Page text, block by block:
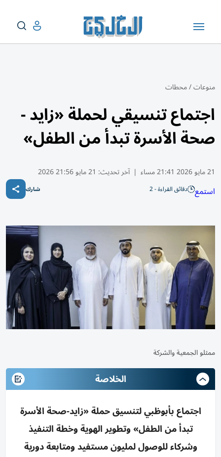
منوعات/محطات
اجتماع تنسيقي لحملة «زايد -
صحة الأسرة تبدأ من الطفل»
21 مايو 2026 21:41 مساء | آخر تحديث: 21 مايو 21:56 2026
استمع دقائق القراءة - 2 شارك
ممثلو الجمعية والشركة
الخلاصة
اجتماع بأبوظبي لتنسيق حملة «زايد-صحة الأسرة
تبدأ من الطفل» وتطوير الهوية وخطة التنفيذ
وشركاء للوصول لمليون مستفيد ومتابعة دورية